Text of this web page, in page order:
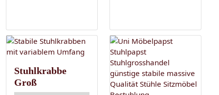
Stuhlkrabbe
Groß